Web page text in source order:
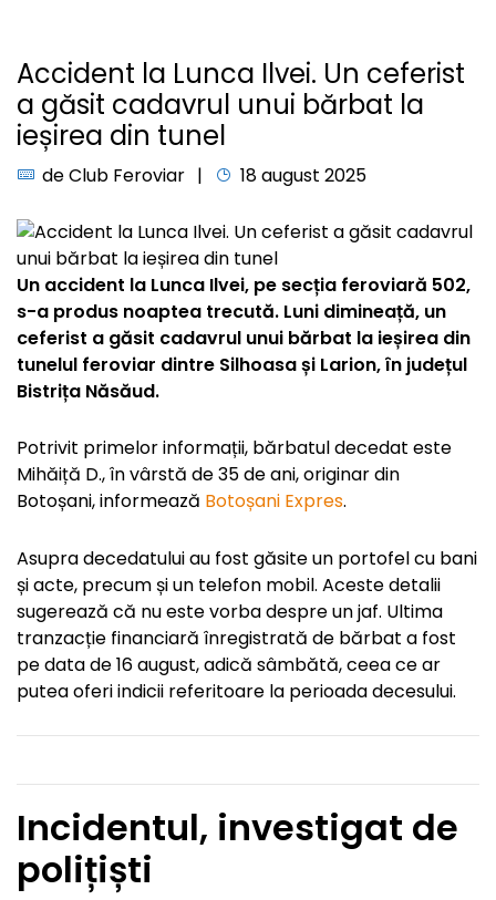
Accident la Lunca Ilvei. Un ceferist
a găsit cadavrul unui bărbat la
ieșirea din tunel
deClub Feroviar 18 august 2025
Un accident la Lunca Ilvei, pe secția feroviară 502,
s-a produs noaptea trecută. Luni dimineață, un
ceferist a găsit cadavrul unui bărbat la ieșirea din
tunelul feroviar dintre Silhoasa și Larion, în județul
Bistrița Năsăud.
Potrivit primelor informații, bărbatul decedat este
Mihăiță D., în vârstă de 35 de ani, originar din
Botoșani, informează Botoșani Expres.
Asupra decedatului au fost găsite un portofel cu bani
și acte, precum și un telefon mobil. Aceste detalii
sugerează că nu este vorba despre un jaf. Ultima
tranzacție financiară înregistrată de bărbat a fost
pe data de 16 august, adică sâmbătă, ceea ce ar
putea oferi indicii referitoare la perioada decesului.
Incidentul, investigat de
polițiști